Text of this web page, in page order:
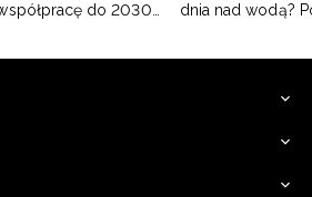
do 2030
dnia nad wodą?